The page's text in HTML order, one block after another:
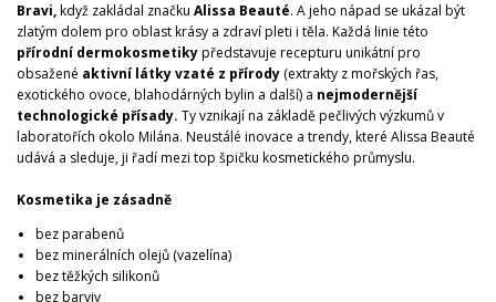
Bravi,když zakládal značku Alissa Beauté. A jeho nápad se ukázal být
zlatým dolem pro oblast krásy a zdraví pleti i těla. Každá linie této
přírodní dermokosmetikypředstavuje recepturu unikátní pro
obsažené aktivní látky vzaté z přírody (extrakty z mořských řas,
exotického ovoce, blahodárných bylin a další) a nejmodernější
technologické přísady. Ty vznikají na základě pečlivých výzkumů v
laboratořích okolo Milána. Neustálé inovace a trendy, které Alissa Beauté
udává a sleduje, ji řadí mezi top špičku kosmetického průmyslu.
Kosmetika je zásadně
bez parabenů
bez minerálních olejů (vazelína)
bez těžkých silikonů
bez barviv